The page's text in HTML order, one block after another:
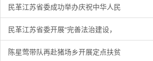
民革江苏省委成功举办庆祝中华人民
民革江苏省委开展“完善法治建设，
陈星莺带队再赴猪场乡开展定点扶贫